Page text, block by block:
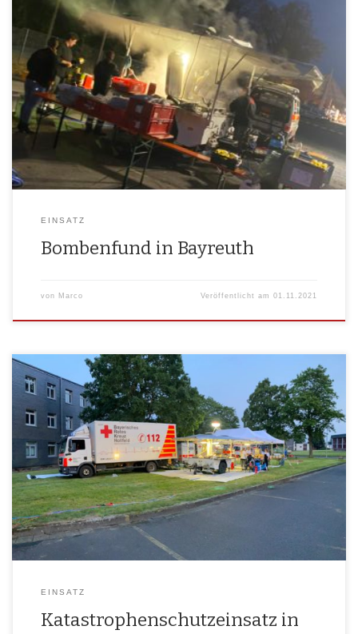
Ein­satz­be­richt: Bom­ben­fund in Bay­reuth 29.10.2021 Bei Bau­stel­len­ar­bei­
ten im Bay­reu­ther Stadt­ge­biet St. Geor­gen stie­ßen Arbei­ter gegen 11:15
Uhr auf eine ca. 250 kg schwe­re bri­ti­sche Flie­ger­bom­be. Um die Gefah­
ren­quel­le fach­ge­recht und sicher zu besei­ti­gen, muss­ten schnell geeig­
ne­te Maß­nah­men ergrif­fen wer­den. In einem Radi­us von 500 m um die
Fund­stel­le her­um, wur­den alle Stra­ßen und […]
EINSATZ
Bombenfund in Bayreuth
von Marco Veröffentlicht am01.11.2021
Eigent­lich hät­ten wir am Don­ners­tag schon Zuhau­se sein kön­nen.
Jeder von uns war bereits an die­sem Tag erschöpft und hät­te nichts
gegen sein hei­mi­sches Bett oder einen etwas weni­ger anstren­gen­den
Tages­ab­lauf ein­zu­wen­den gehabt. Eines Abends in einer gesel­li­gen
Run­de, beschlos­sen wir als BRK Holl­feld LogV jedoch noch nicht aus
dem […]
EINSATZ
Katastrophenschutzeinsatz in